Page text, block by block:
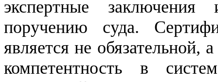
экспертные
поручению суда.
является не обязательной,
компетентность в